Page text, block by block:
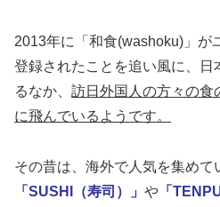
2013年に「和食(washoku)」が
登録されたことを追い風に、日
るなか、 訪日外国人の方々の食
に飛んでいるようです。
その昔は、海外で人気を集めて
「SUSHI（寿司）」 や 「